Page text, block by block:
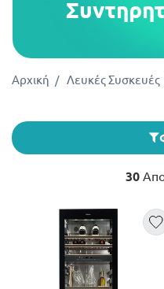
Αρχική Λευκές Συσκευές
30